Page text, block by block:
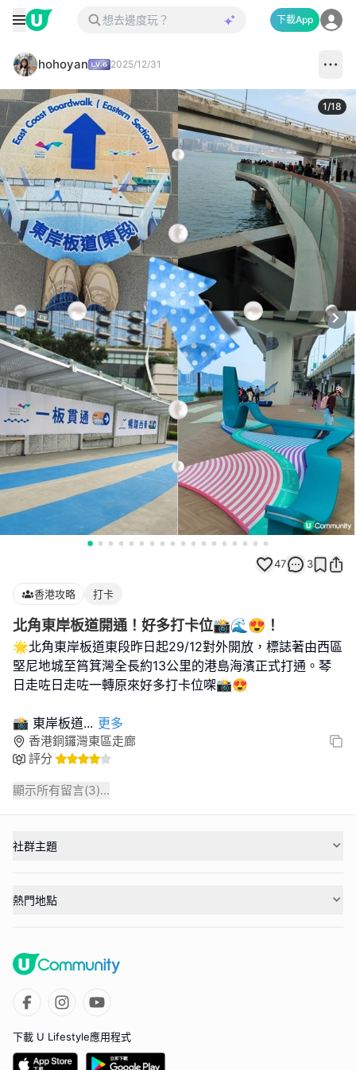
下載App
hohoyan 2025/12/31
1/18
47 3
香港攻略 打卡
北角東岸板道開通！好多打卡位📸🌊😍！
🌟北角東岸板道東段昨日起29/12對外開放，標誌著由西區
堅尼地城至筲箕灣全長約13公里的港島海濱正式打通。琴
日走咗日走咗一轉原來好多打卡位㗎📸😍
📸 東岸板道... 更多
香港銅鑼灣東區走廊
評分
顯示所有留言(3)...
社群主題
熱門地點
下載 U Lifestyle應用程式